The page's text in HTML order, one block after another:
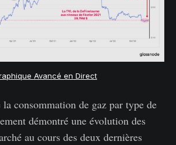
Avancé en Direct
consommation de gaz par type de
démontré une évolution des
au cours des deux dernières